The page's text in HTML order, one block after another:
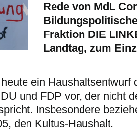
Rede von MdL
Fraktion DIE
Landtag, zum
ein Haushaltsentwurf
und FDP vor, der nicht
Insbesondere
den Kultus-Haushalt.